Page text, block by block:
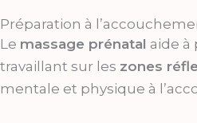
Préparation à
Le massage prénatal aide à
travaillant sur les zones
mentale et physique à